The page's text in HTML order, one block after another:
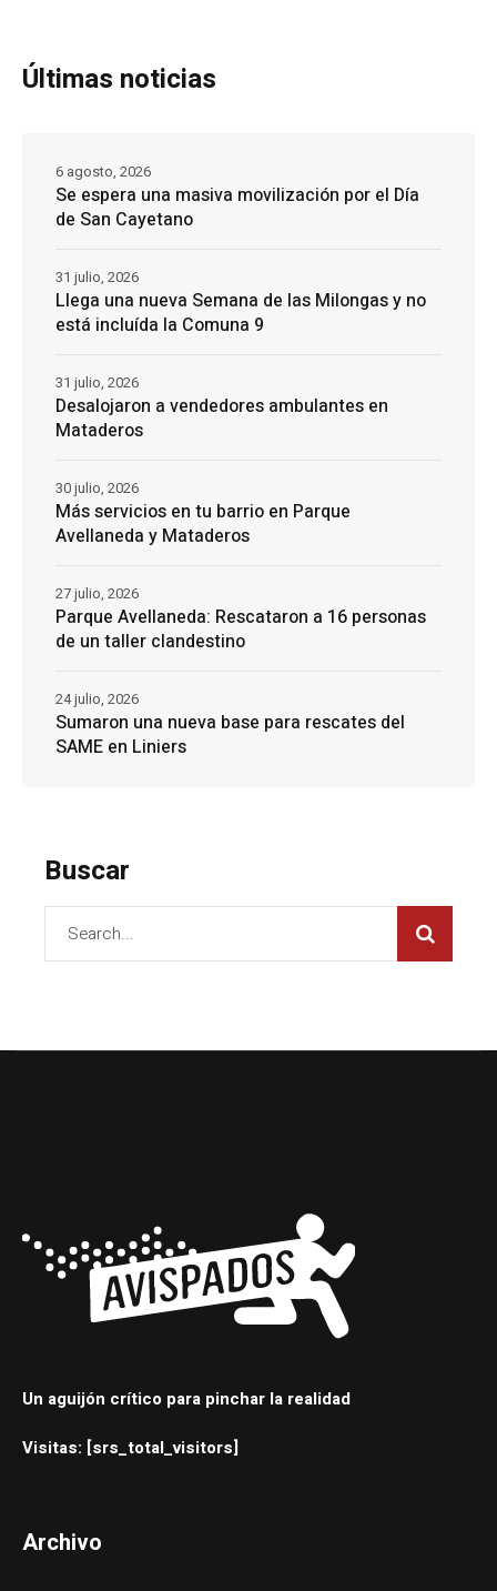
Últimas noticias
Se espera una masiva movilización por el Día
de San Cayetano
6 agosto, 2026
Llega una nueva Semana de las Milongas y no
está incluída la Comuna 9
31 julio, 2026
Desalojaron a vendedores ambulantes en
Mataderos
31 julio, 2026
Más servicios en tu barrio en Parque
Avellaneda y Mataderos
30 julio, 2026
Parque Avellaneda: Rescataron a 16 personas
de un taller clandestino
27 julio, 2026
Sumaron una nueva base para rescates del
SAME en Liniers
24 julio, 2026
Buscar
Un aguijón crítico para pinchar la realidad
Visitas: [srs_total_visitors]
Archivo